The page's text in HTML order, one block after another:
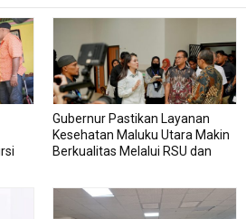
Gubernur Pastikan Layanan
Kesehatan Maluku Utara Makin
Berkualitas Melalui RSU dan